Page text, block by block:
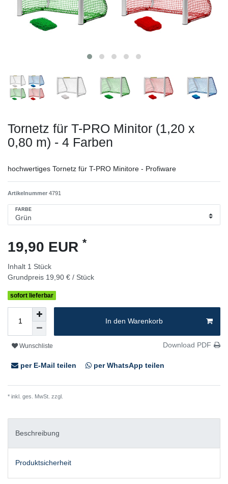
Tornetz für T-PRO Minitor (1,20 x
0,80 m) - 4 Farben
hochwertiges Tornetz für T-PRO Minitore - Profiware
Artikelnummer 4791
FARBE
19,90 EUR *
Inhalt 1 Stück
Grundpreis 19,90 € / Stück
sofort lieferbar
In den Warenkorb
Wunschliste Download PDF
per E-Mail teilen per WhatsApp teilen
* inkl. ges. MwSt. zzgl.
Beschreibung
Produktsicherheit